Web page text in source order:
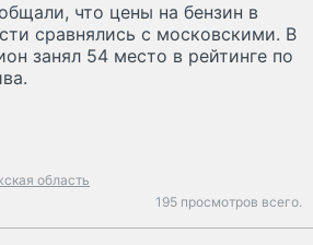
что цены на бензин в
сравнялись с московскими. В
занял 54 место в рейтинге по
область
195 просмотров всего.